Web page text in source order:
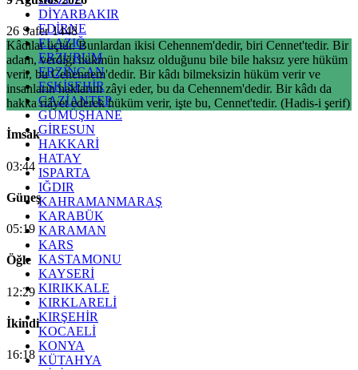
DİYARBAKIR
EDİRNE
ELAZIĞ
ERZURUM
ERZİNCAN
ESKİŞEHİR
GAZİANTEP
GÜMÜŞHANE
GİRESUN
HAKKARİ
HATAY
ISPARTA
IĞDIR
KAHRAMANMARAŞ
KARABÜK
KARAMAN
KARS
KASTAMONU
KAYSERİ
KIRIKKALE
KIRKLARELİ
KIRŞEHİR
KOCAELİ
KONYA
KÜTAHYA
26 Safer 1448
Kâdılar üçtür. Bunlardan ikisi Cehennem'dedir, biri Cennet'tedir. Bir
adam, verdiği hükmün haksız olduğunu bile bile haksız yere hüküm
verir, bu Cehennem'dedir. Bir kâdı bilmeksizin hüküm verir ve
insanların haklarını zâyi eder, bu da Cehennem'dedir. Bir kâdı da
hakka riâyet ederek hüküm verir, işte bu, Cennet'tedir. (Hadis-i şerif)
İmsak
03:44
Güneş
05:19
Öğle
12:29
İkindi
16:18